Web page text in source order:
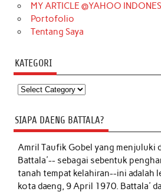
MY ARTICLE @YAHOO
Portofolio
Tentang Saya
KATEGORI
Kategori
SIAPA DAENG BATTALA?
Amril Taufik Gobelyang menjuluki
Battala'-- sebagai sebentuk
tanah tempat kelahiran--ini adalah
kota daeng, 9 April 1970. Battala'